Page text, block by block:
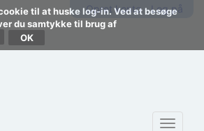
til at huske log-in. Ved at besøge
du samtykke til brug af
Opret konto Log på
Toggle